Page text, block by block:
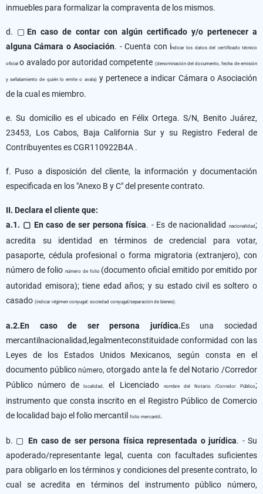
inmuebles para formalizar la compraventa de los mismos.
d. ▢ En caso de contar con algún certificado y/o pertenecer a
alguna Cámara o Asociación. - Cuenta con indicar los datos del certificado técnico
oficialo avalado por autoridad competente (denominación del documento, fecha de emisión
y señalamiento de quién lo emite o avala)y pertenece a indicar Cámara o Asociación
de la cual es miembro.
e. Su domicilio es el ubicado en Félix Ortega. S/N, Benito Juárez,
23453, Los Cabos, Baja California Sur y su Registro Federal de
Contribuyentes es CGR110922B4A .
f. Puso a disposición del cliente, la información y documentación
especificada en los "Anexo B y C" del presente contrato.
II. Declara el cliente que:
a.1. ▢ En caso de ser persona física. - Es de nacionalidadnacionalidad;
acredita su identidad en términos de credencial para votar,
pasaporte, cédula profesional o forma migratoria (extranjero), con
número de folionúmero de folio (documento oficial emitido por emitido por
autoridad emisora); tiene edad años; y su estado civil es soltero o
casado (indicar régimen conyugal: sociedad conyugal/separación de bienes).
a.2.En caso de ser persona jurídica.Es una sociedad
mercantilnacionalidad,legalmenteconstituidade conformidad con las
Leyes de los Estados Unidos Mexicanos, según consta en el
documento públiconúmero, otorgado ante la fe del Notario /Corredor
Público número de localidad, el Licenciado nombre del Notario /Corredor Público;
instrumento que consta inscrito en el Registro Público de Comercio
de localidad bajo el folio mercantil
folio mercantil .
b. ▢En caso de ser persona física representada o jurídica. - Su
apoderado/representante legal, cuenta con facultades suficientes
para obligarlo en los términos y condiciones del presente contrato, lo
cual se acredita en términos del instrumento público número,